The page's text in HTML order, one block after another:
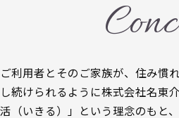
ご利用者とそのご家族が、住み慣
し続けられるように株式会社名東
活（いきる）」という理念のもと